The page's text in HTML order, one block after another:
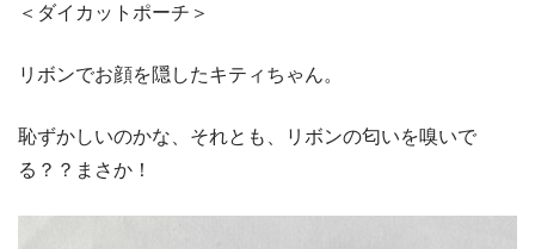
＜ダイカットポーチ＞
リボンでお顔を隠したキティちゃん。
恥ずかしいのかな、それとも、リボンの匂いを嗅いで
る？？まさか！